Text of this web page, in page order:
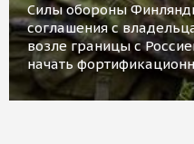
Силы обороны
соглашения с
возле границы с
начать